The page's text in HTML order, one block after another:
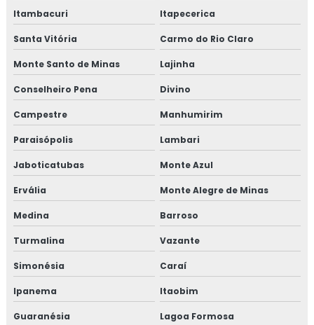
Treinamento em fraud e food defense
Treinamento em FSSC 22000
Treinamento em gerenciamento de crises recall e
rastreabilidade
Treinamento em gerenciamento de riscos corporativos
Treinamento em gestão da manutenção
Treinamento em gestão de fornecedores
Treinamento em gestão de fornecedores alergênicos
Treinamento em global market
Treinamento em GMP+
Treinamento em GMP+ 2020
Itambacuri Itapecerica
Santa Vitória Carmo do Rio Claro
Monte Santo de Minas Lajinha
Conselheiro Pena Divino
Campestre Manhumirim
Paraisópolis Lambari
Jaboticatubas Monte Azul
Ervália Monte Alegre de Minas
Medina Barroso
Turmalina Vazante
Simonésia Caraí
Ipanema Itaobim
Guaranésia Lagoa Formosa